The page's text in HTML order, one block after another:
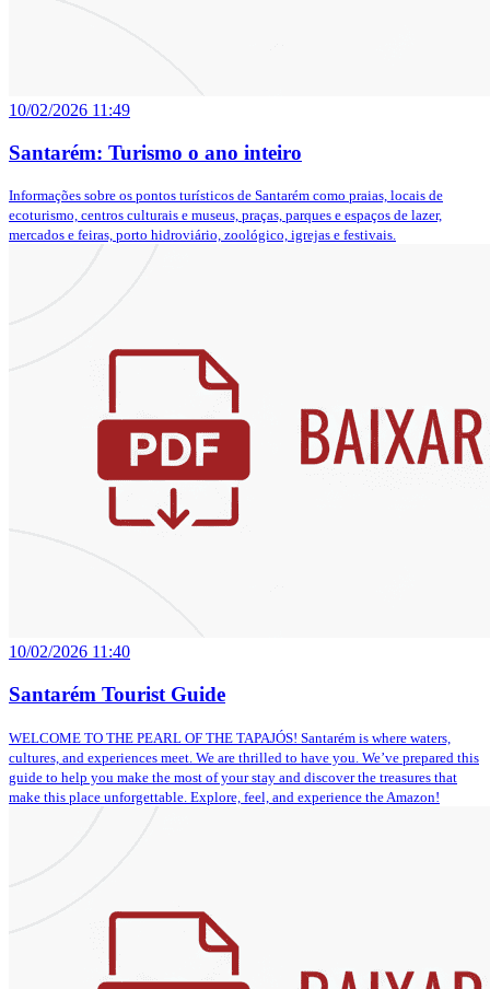
10/02/2026 11:49
Santarém: Turismo o ano inteiro
Informações sobre os pontos turísticos de Santarém como praias, locais de
ecoturismo, centros culturais e museus, praças, parques e espaços de lazer,
mercados e feiras, porto hidroviário, zoológico, igrejas e festivais.
10/02/2026 11:40
Santarém Tourist Guide
WELCOME TO THE PEARL OF THE TAPAJÓS! Santarém is where waters,
cultures, and experiences meet. We are thrilled to have you. We’ve prepared this
guide to help you make the most of your stay and discover the treasures that
make this place unforgettable. Explore, feel, and experience the Amazon!